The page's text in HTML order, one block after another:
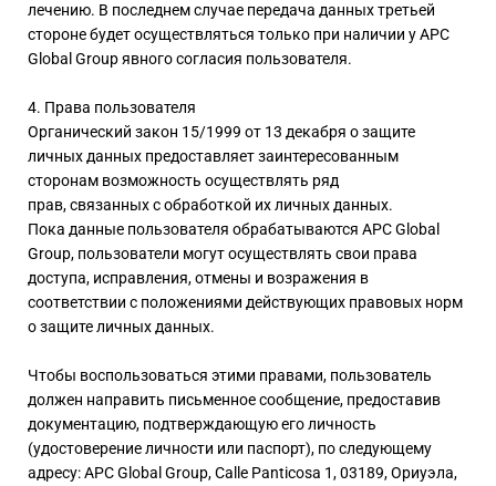
лечению. В последнем случае передача данных третьей
стороне будет осуществляться только при наличии у APC
Global Group явного согласия пользователя.
4. Права пользователя
Органический закон 15/1999 от 13 декабря о защите
личных данных предоставляет заинтересованным
сторонам возможность осуществлять ряд
прав, связанных с обработкой их личных данных.
Пока данные пользователя обрабатываются APC Global
Group, пользователи могут осуществлять свои права
доступа, исправления, отмены и возражения в
соответствии с положениями действующих правовых норм
о защите личных данных.
Чтобы воспользоваться этими правами, пользователь
должен направить письменное сообщение, предоставив
документацию, подтверждающую его личность
(удостоверение личности или паспорт), по следующему
адресу: APC Global Group, Calle Panticosa 1, 03189, Ориуэла,